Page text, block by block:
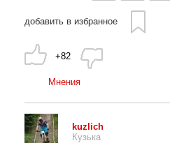
добавить в избранное
+82
Мнения
kuzlich
Кузька